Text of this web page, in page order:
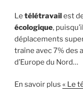
Le télétravailest
écologique,
déplacements
traîne avec 7% des
d’Europe du Nord…
En savoir plus « Le